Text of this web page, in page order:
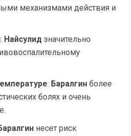
механизмами действия и
: Найсулид значительно
: Баралгин более
болях и очень
несет риск